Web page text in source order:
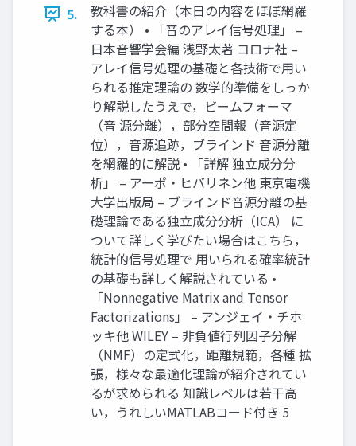
5.
教科書の紹介（本日の内容をほぼ網羅
する本） • 「音のアレイ信号処理」 –
日本音響学会編 浅野太著 コロナ社 –
アレイ信号処理の基礎と各技術で用い
られる推定理論の 数学的準備をしっか
り解説したうえで，ビームフォーマ
（音 源分離），部分空間報（音源定
位），音源追跡，ブラインド 音源分離
を網羅的に解説 • 「詳解 独立成分分
析」 – アーポ・ヒバリネン他 東京電機
大学出版局 – ブラインド音源分離の基
礎理論である独立成分分析（ICA） に
ついて詳しく学びたい場合はこちら，
統計的信号処理で 用いられる確率統計
の基礎も詳しく解説されている •
「Nonnegative Matrix and Tensor
Factorizations」 – アンジェイ・チホ
ッキ他 WILEY – 非負値行列因子分解
（NMF）の定式化，距離規範，各種 拡
張，様々な最適化理論が紹介されてい
るが求められる 知識レベルは若干高
い，うれしいMATLABコード付き 5